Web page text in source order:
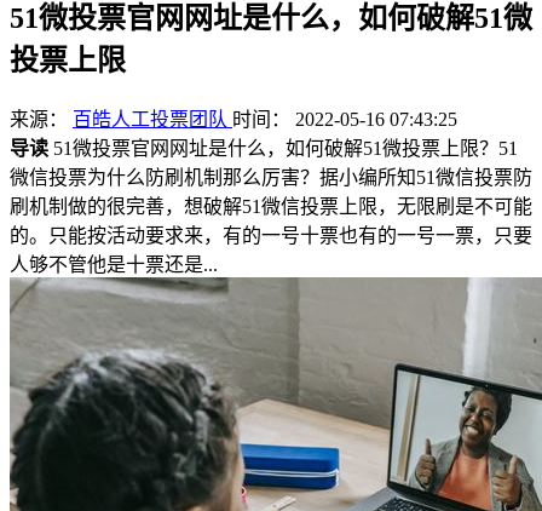
51微投票官网网址是什么，如何破解51微
投票上限
来源： 百皓人工投票团队 时间： 2022-05-16 07:43:25
导读 51微投票官网网址是什么，如何破解51微投票上限？51
微信投票为什么防刷机制那么厉害？据小编所知51微信投票防
刷机制做的很完善，想破解51微信投票上限，无限刷是不可能
的。只能按活动要求来，有的一号十票也有的一号一票，只要
人够不管他是十票还是...